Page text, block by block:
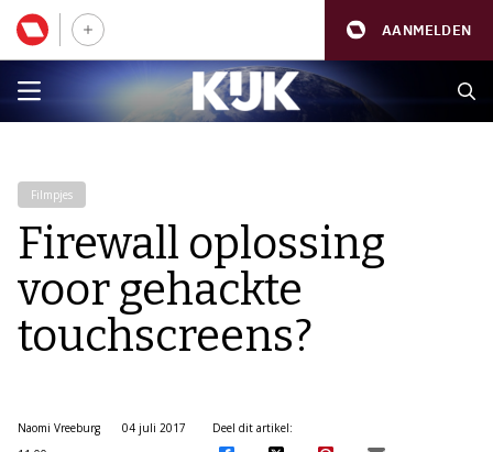
AANMELDEN
Filmpjes
Firewall oplossing
voor gehackte
touchscreens?
Naomi Vreeburg
04 juli 2017
Deel dit artikel: